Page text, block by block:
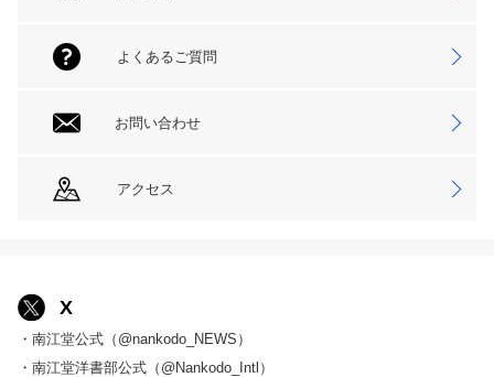
よくあるご質問
お問い合わせ
アクセス
X
・南江堂公式（@nankodo_NEWS）
・南江堂洋書部公式（@Nankodo_Intl）